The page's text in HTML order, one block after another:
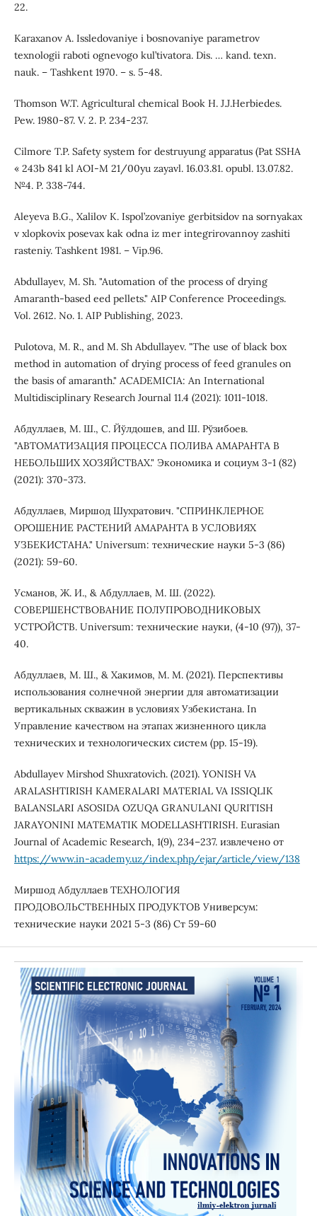
22.
Karaxanov A. Issledovaniye i bosnovaniye parametrov
texnologii raboti ognevogo kul’tivatora. Dis. … kand. texn.
nauk. – Tashkent 1970. – s. 5-48.
Thomson W.T. Agricultural chemical Book H. J.J.Herbiedes.
Pew. 1980-87. V. 2. P. 234-237.
Cilmore T.P. Safety system for destruyung apparatus (Pat SSHA
« 243b 841 kl AOI-M 21/00yu zayavl. 16.03.81. opubl. 13.07.82.
№4. P. 338-744.
Aleyeva B.G., Xalilov K. Ispol’zovaniye gerbitsidov na sornyakax
v xlopkovix posevax kak odna iz mer integrirovannoy zashiti
rasteniy. Tashkent 1981. – Vip.96.
Abdullayev, M. Sh. "Automation of the process of drying
Amaranth-based eed pellets." AIP Conference Proceedings.
Vol. 2612. No. 1. AIP Publishing, 2023.
Pulotova, M. R., and M. Sh Abdullayev. "The use of black box
method in automation of drying process of feed granules on
the basis of amaranth." ACADEMICIA: An International
Multidisciplinary Research Journal 11.4 (2021): 1011-1018.
Абдуллаев, М. Ш., С. Йўлдошев, and Ш. Рўзибоев.
"АВТОМАТИЗАЦИЯ ПРОЦЕССА ПОЛИВА АМАРАНТА В
НЕБОЛЬШИХ ХОЗЯЙСТВАХ." Экономика и социум 3-1 (82)
(2021): 370-373.
Абдуллаев, Миршод Шухратович. "СПРИНКЛЕРНОЕ
ОРОШЕНИЕ РАСТЕНИЙ АМАРАНТА В УСЛОВИЯХ
УЗБЕКИСТАНА." Universum: технические науки 5-3 (86)
(2021): 59-60.
Усманов, Ж. И., & Абдуллаев, М. Ш. (2022).
СОВЕРШЕНСТВОВАНИЕ ПОЛУПРОВОДНИКОВЫХ
УСТРОЙСТВ. Universum: технические науки, (4-10 (97)), 37-
40.
Абдуллаев, М. Ш., & Хакимов, М. М. (2021). Перспективы
использования солнечной энергии для автоматизации
вертикальных скважин в условиях Узбекистана. In
Управление качеством на этапах жизненного цикла
технических и технологических систем (pp. 15-19).
Abdullayev Mirshod Shuxratovich. (2021). YONISH VA
ARALASHTIRISH KAMERALARI MATERIAL VA ISSIQLIK
BALANSLARI ASOSIDA OZUQA GRANULANI QURITISH
JARAYONINI MATEMATIK MODELLASHTIRISH. Eurasian
Journal of Academic Research, 1(9), 234–237. извлечено от
https://www.in-academy.uz/index.php/ejar/article/view/138
Миршод Абдуллаев ТЕХНОЛОГИЯ
ПРОДОВОЛЬСТВЕННЫХ ПРОДУКТОВ Универсум:
технические науки 2021 5-3 (86) Ст 59-60